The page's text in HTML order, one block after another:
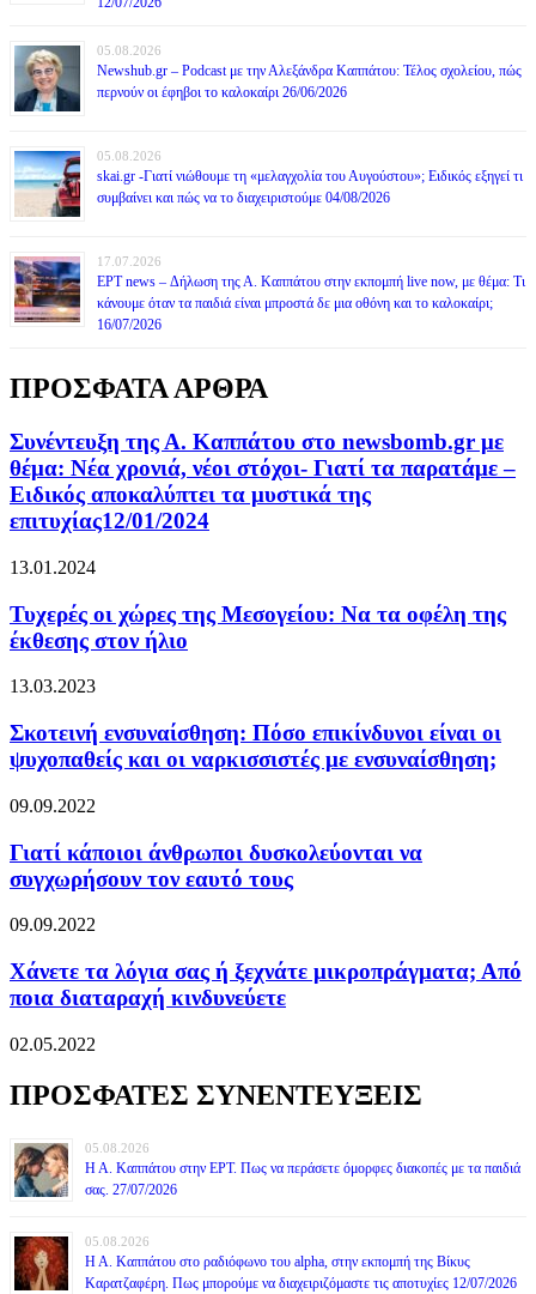
05.08.2026
Newshub.gr – Podcast με την Αλεξάνδρα Καππάτου: Τέλος σχολείου, πώς
περνούν οι έφηβοι το καλοκαίρι 26/06/2026
05.08.2026
skai.gr -Γιατί νιώθουμε τη «μελαγχολία του Αυγούστου»; Ειδικός εξηγεί τι
συμβαίνει και πώς να το διαχειριστούμε 04/08/2026
17.07.2026
ΕΡΤ news – Δήλωση της Α. Καππάτου στην εκπομπή live now, με θέμα: Τι
κάνουμε όταν τα παιδιά είναι μπροστά δε μια οθόνη και το καλοκαίρι;
16/07/2026
ΠΡΟΣΦΑΤΑ ΑΡΘΡΑ
Συνέντευξη της Α. Καππάτου στο newsbomb.gr με
θέμα: Νέα χρονιά, νέοι στόχοι- Γιατί τα παρατάμε –
Ειδικός αποκαλύπτει τα μυστικά της
επιτυχίας12/01/2024
13.01.2024
Τυχερές οι χώρες της Μεσογείου: Να τα οφέλη της
έκθεσης στον ήλιο
13.03.2023
Σκοτεινή ενσυναίσθηση: Πόσο επικίνδυνοι είναι οι
ψυχοπαθείς και οι ναρκισσιστές με ενσυναίσθηση;
09.09.2022
Γιατί κάποιοι άνθρωποι δυσκολεύονται να
συγχωρήσουν τον εαυτό τους
09.09.2022
Χάνετε τα λόγια σας ή ξεχνάτε μικροπράγματα; Από
ποια διαταραχή κινδυνεύετε
02.05.2022
ΠΡΟΣΦΑΤΕΣ ΣΥΝΕΝΤΕΥΞΕΙΣ
05.08.2026
Η Α. Καππάτου στην ΕΡΤ. Πως να περάσετε όμορφες διακοπές με τα παιδιά
σας. 27/07/2026
05.08.2026
Η Α. Καππάτου στο ραδιόφωνο του alpha, στην εκπομπή της Βίκυς
Καρατζαφέρη. Πως μπορούμε να διαχειριζόμαστε τις αποτυχίες 12/07/2026